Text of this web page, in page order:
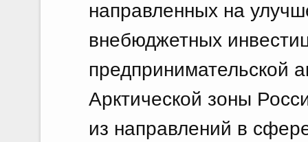
направленных на
внебюджетных
предпринимательской
Арктической зоны
из направлений в